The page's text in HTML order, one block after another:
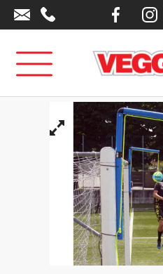
Αρχική σελίδα
Αθλητικά Είδη -